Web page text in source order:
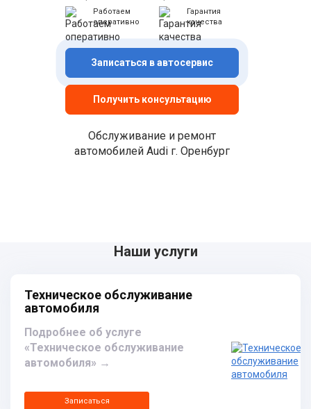
Работаем
оперативно
Гарантия
качества
Записаться в автосервис
Получить консультацию
Обслуживание и ремонт
автомобилей Audi г. Оренбург
Наши услуги
Техническое обслуживание
автомобиля
Подробнее об услуге
«Техническое обслуживание
автомобиля» →
Записаться